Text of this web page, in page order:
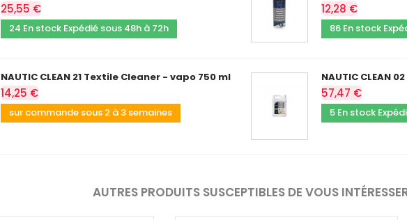
25,55 €
24 En stock Expédié sous 48h à 72h
12,28 €
86 En stock
NAUTIC CLEAN 21 Textile Cleaner - vapo 750 ml
14,25 €
sur commande sous 2 à 3 semaines
NAUTIC CLEAN
57,47 €
5 En stock
AUTRES PRODUITS SUSCEPTIBLES DE VOUS